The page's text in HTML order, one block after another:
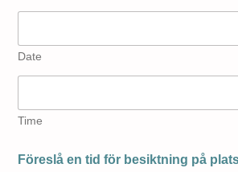
Date
Time
Föreslå en tid för besiktning på